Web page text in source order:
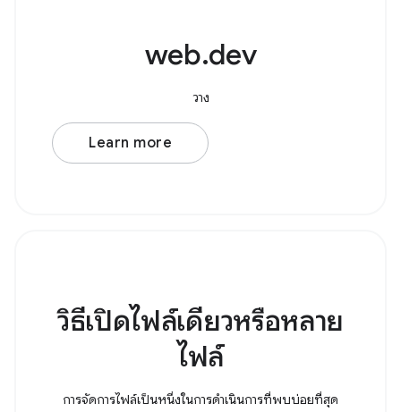
web.dev
วาง
Learn more
วิธีเปิดไฟล์เดียวหรือหลาย
ไฟล์
การจัดการไฟล์เป็นหนึ่งในการดำเนินการที่พบบ่อยที่สุด